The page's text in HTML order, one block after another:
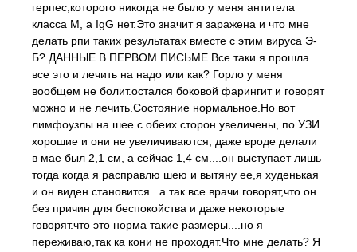
герпес,которого никогда не было у меня антитела
класса М, а IgG нет.Это значит я заражена и что мне
делать рпи таких результатах вместе с этим вируса Э-
Б? ДАННЫЕ В ПЕРВОМ ПИСЬМЕ.Все таки я прошла
все это и лечить на надо или как? Горло у меня
вообщем не болит.остался боковой фарингит и говорят
можно и не лечить.Состояние нормальное.Но вот
лимфоузлы на шее с обеих сторон увеличены, по УЗИ
хорошие и они не увеличиваются, даже вроде делали
в мае был 2,1 см, а сейчас 1,4 см....он выступает лишь
тогда когда я расправлю шею и вытяну ее,я худенькая
и он виден становится...а так все врачи говорят,что он
без причин для беспокойства и даже некоторые
говорят.что это норма такие размеры....но я
переживаю,так ка кони не проходят.Что мне делать? Я